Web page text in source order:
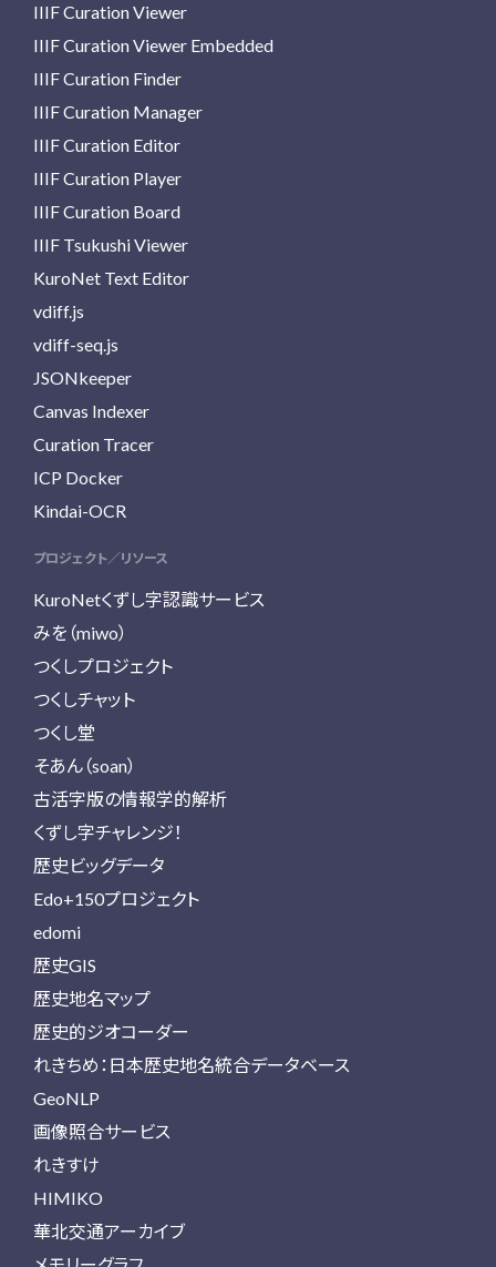
IIIF Curation Viewer
IIIF Curation Viewer Embedded
IIIF Curation Finder
IIIF Curation Manager
IIIF Curation Editor
IIIF Curation Player
IIIF Curation Board
IIIF Tsukushi Viewer
KuroNet Text Editor
vdiff.js
vdiff-seq.js
JSONkeeper
Canvas Indexer
Curation Tracer
ICP Docker
Kindai-OCR
プロジェクト／リソース
KuroNetくずし字認識サービス
みを（miwo）
つくしプロジェクト
つくしチャット
つくし堂
そあん（soan）
古活字版の情報学的解析
くずし字チャレンジ！
歴史ビッグデータ
Edo+150プロジェクト
edomi
歴史GIS
歴史地名マップ
歴史的ジオコーダー
れきちめ：日本歴史地名統合データベース
GeoNLP
画像照合サービス
れきすけ
HIMIKO
華北交通アーカイブ